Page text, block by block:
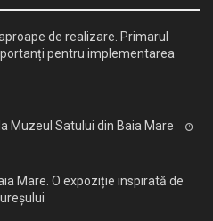
de realizare. Primarul
pentru implementarea
Muzeul Satului din Baia Mare
Mare. O expoziție inspirată de